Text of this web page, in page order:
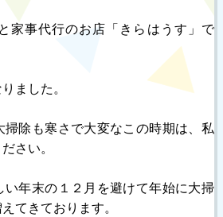
家事代行のお店「きらはうす」で
ました。
掃除も寒さで大変なこの時期は、私
さい。
年末の１２月を避けて年始に大掃
てきております。